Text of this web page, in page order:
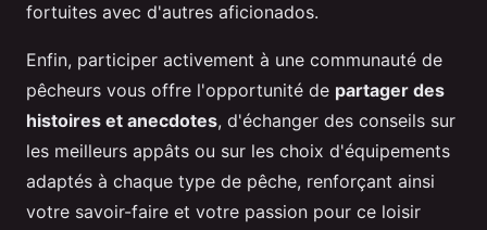
fortuites avec d'autres aficionados.
Enfin, participer activement à une communauté de
pêcheurs vous offre l'opportunité de partager des
histoires et anecdotes, d'échanger des conseils sur
les meilleurs appâts ou sur les choix d'équipements
adaptés à chaque type de pêche, renforçant ainsi
votre savoir-faire et votre passion pour ce loisir